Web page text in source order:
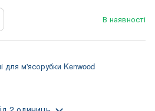
В наявності
для м'ясорубки Kenwood